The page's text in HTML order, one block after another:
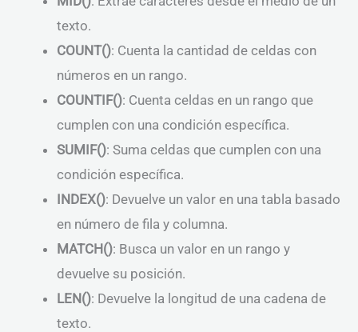
texto.
COUNT(): Cuenta la cantidad de celdas con
números en un rango.
COUNTIF(): Cuenta celdas en un rango que
cumplen con una condición específica.
SUMIF(): Suma celdas que cumplen con una
condición específica.
INDEX(): Devuelve un valor en una tabla basado
en número de fila y columna.
MATCH(): Busca un valor en un rango y
devuelve su posición.
LEN(): Devuelve la longitud de una cadena de
texto.